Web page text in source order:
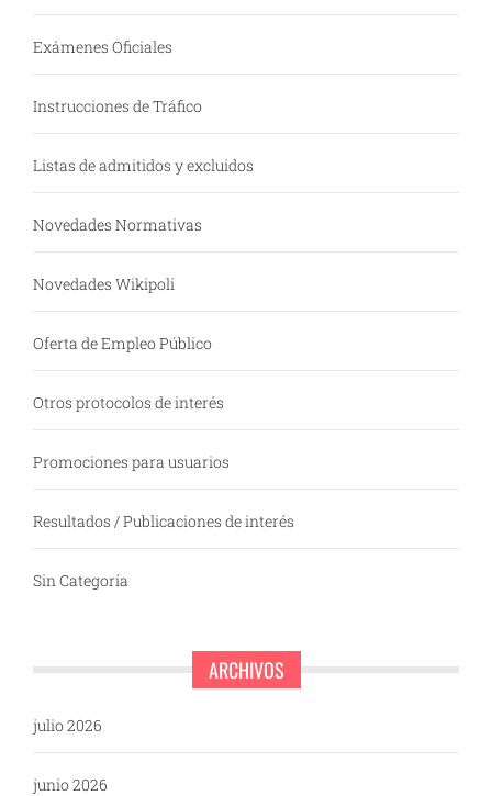
Exámenes Oficiales
Instrucciones de Tráfico
Listas de admitidos y excluidos
Novedades Normativas
Novedades Wikipoli
Oferta de Empleo Público
Otros protocolos de interés
Promociones para usuarios
Resultados / Publicaciones de interés
Sin Categoría
ARCHIVOS
julio 2026
junio 2026